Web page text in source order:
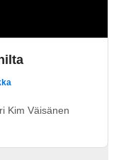
Kim Väisänen